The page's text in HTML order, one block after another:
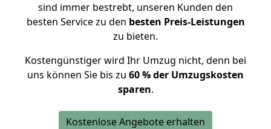
sind immer bestrebt, unseren Kunden den
besten Service zu den besten Preis-Leistungen
zu bieten.
Kostengünstiger wird Ihr Umzug nicht, denn bei
uns können Sie bis zu 60 % der Umzugskosten
sparen.
Kostenlose Angebote erhalten